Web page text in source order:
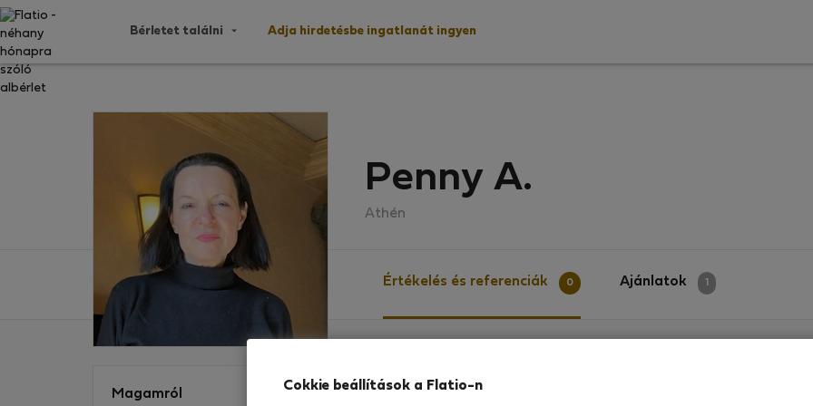
Bérletet találni Adja hirdetésbe ingatlanát ingyen
Penny A.
Athén
Értékelés és referenciák 0 Ajánlatok
Magamról
Értékelés
Cokkie beállítások a Flatio-n